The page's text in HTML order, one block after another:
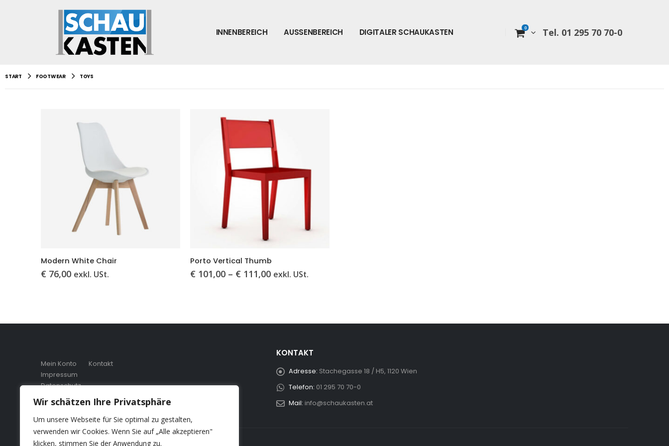
Wir schätzen Ihre Privatsphäre
Um unsere Webseite für Sie optimal zu gestalten,
verwenden wir Cookies. Wenn Sie auf „Alle akzeptieren"
klicken, stimmen Sie der Anwendung zu.
INNENBEREICH AUSSENBEREICH DIGITALER SCHAUKASTEN 0 Tel. 01 295 70 70-0
START FOOTWEAR TOYS
Modern White Chair
€ 76,00 exkl. USt.
Porto Vertical Thumb
€ 101,00 – € 111,00Preisspanne:
exkl. USt.
Mein Konto
Kontakt
Impressum
Datenschutz
Unsere AGB
KONTAKT
Adresse: Stachegasse 18 / H5, 1120 Wien
Telefon: 01 295 70 70-0
Mail: info@schaukasten.at